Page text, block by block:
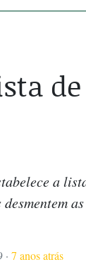
de
a
· 7 anos atrás